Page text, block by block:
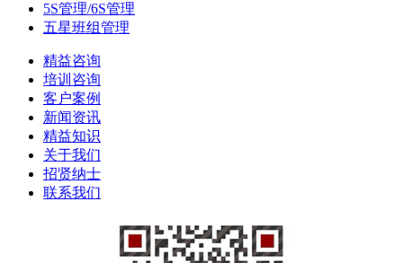
5S管理/6S管理
五星班组管理
精益咨询
培训咨询
客户案例
新闻资讯
精益知识
关于我们
招贤纳士
联系我们